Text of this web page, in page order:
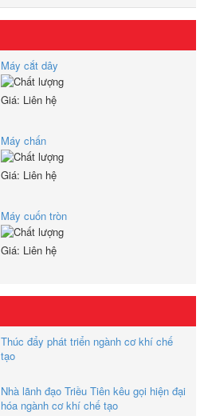
Máy cắt dây
Giá: Liên hệ
Máy chấn
Giá: Liên hệ
Máy cuốn tròn
Giá: Liên hệ
Thúc đẩy phát triển ngành cơ khí chế
tạo
Nhà lãnh đạo Triều Tiên kêu gọi hiện đại
hóa ngành cơ khí chế tạo